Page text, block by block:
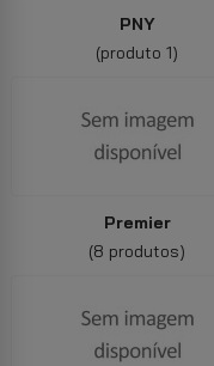
PNY
(produto 1)
Premier
(8 produtos)